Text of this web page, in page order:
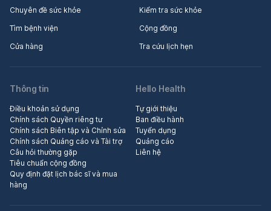
Chuyên đề sức khỏe
Kiểm tra sức khỏe
Tìm bệnh viện
Cộng đồng
Cửa hàng
Tra cứu lịch hẹn
Thông tin
Điều khoản sử dụng
Chính sách Quyền riêng tư
Chính sách Biên tập và Chỉnh sửa
Chính sách Quảng cáo và Tài trợ
Câu hỏi thường gặp
Tiêu chuẩn cộng đồng
Quy định đặt lịch bác sĩ và mua
hàng
Hello Health
Tự giới thiệu
Ban điều hành
Tuyển dụng
Quảng cáo
Liên hệ